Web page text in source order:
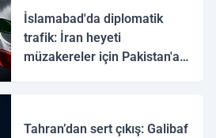
İslamabad'da diplomatik
trafik: İran heyeti
müzakereler için Pakistan'a
Tahran’dan sert çıkış: Galibaf